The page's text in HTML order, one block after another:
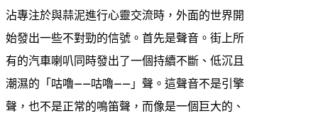
沾專注於與蒜泥進行心靈交流時，外面的世界開
始發出一些不對勁的信號。首先是聲音。街上所
有的汽車喇叭同時發出了一個持續不斷、低沉且
潮濕的「咕嚕——咕嚕——」聲。這聲音不是引擎
聲，也不是正常的鳴笛聲，而像是一個巨大的、